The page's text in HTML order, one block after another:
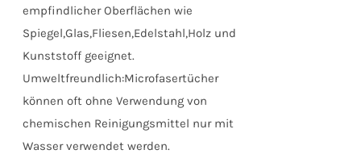
empfindlicher Oberflächen wie
Spiegel,Glas,Fliesen,Edelstahl,Holz und
Kunststoff geeignet.
Umweltfreundlich:Microfasertücher
können oft ohne Verwendung von
chemischen Reinigungsmittel nur mit
Wasser verwendet werden.